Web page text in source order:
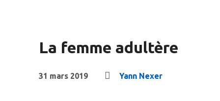
La femme adultère
31 mars 2019 Yann Nexer